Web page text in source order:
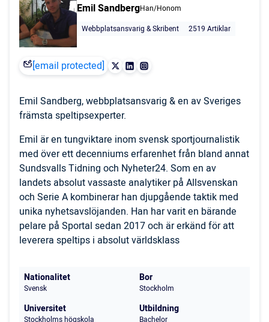
Emil SandbergHan/Honom
Webbplatsansvarig & Skribent
2519 Artiklar
[email protected]
Emil Sandberg, webbplatsansvarig & en av Sveriges
främsta speltipsexperter.
Emil är en tungviktare inom svensk sportjournalistik
med över ett decenniums erfarenhet från bland annat
Sundsvalls Tidning och Nyheter24. Som en av
landets absolut vassaste analytiker på Allsvenskan
och Serie A kombinerar han djupgående taktik med
unika nyhetsavslöjanden. Han har varit en bärande
pelare på Sportal sedan 2017 och är erkänd för att
leverera speltips i absolut världsklass
Nationalitet
Svensk
Bor
Stockholm
Universitet
Stockholms högskola
Utbildning
Bachelor